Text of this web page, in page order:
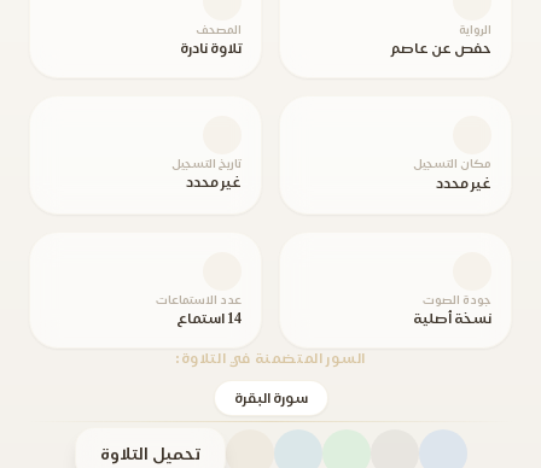
الرواية
حفص عن عاصم
المصحف
تلاوة نادرة
مكان التسجيل
غير محدد
تاريخ التسجيل
غير محدد
جودة الصوت
نسخة أصلية
عدد الاستماعات
14 استماع
السور المتضمنة في التلاوة:
سورة البقرة
تحميل التلاوة